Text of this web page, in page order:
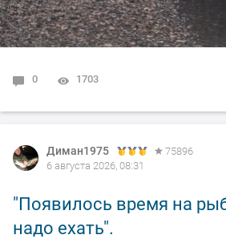
0 1703
Диман1975
75896
6 августа 2026, 08:31
"Появилось время на
надо ехать".